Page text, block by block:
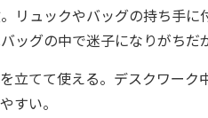
リュックやバッグの持ち手
ッグの中で迷子になりがちだ
立てて使える。デスクワー
すい。